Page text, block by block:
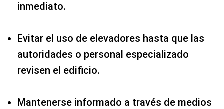
inmediato.
Evitar el uso de elevadores hasta que las
autoridades o personal especializado
revisen el edificio.
Mantenerse informado a través de medios